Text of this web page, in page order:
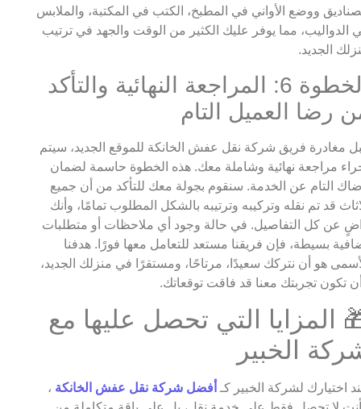
ووضع الأواني في المطبخ، الكتب في المكتبة، والملابس
الدواليب، مما يوفر عليك الكثير من الوقت والجهد في ترتيب
الجديد.
الخطوة 6: المراجعة النهائية والتأكد
رضا العميل التام
مغادرة فريق شركة نقل عفش الخانكة للموقع الجديد، سيتم
مراجعة نهائية وشاملة معك. هذه الخطوة حاسمة لضمان
التام عن الخدمة. سنقوم بجولة معك للتأكد من أن جميع
قد تم نقله وتركيبه وترتيبه بالشكل المطلوب تمامًا، وأنك
عن كل التفاصيل. في حالة وجود أي ملاحظات أو متطلبات
بسيطة، فإن فريقنا مستعد للتعامل معها فورًا. هدفنا
هو أن نتركك سعيدًا، مرتاحًا، ومستقرًا في منزلك الجديد،
تكون تجربتك معنا قد فاقت توقعاتك.
المزايا التي تحصل عليها مع
الخبير
اختيارك لشركة الخبير كـ أفضل شركة نقل عفش الخانكة ،